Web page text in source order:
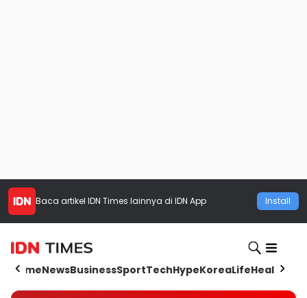
Baca artikel IDN Times lainnya di IDN App Install
HomeNewsBusinessSportTechHypeKoreaLifeHealth